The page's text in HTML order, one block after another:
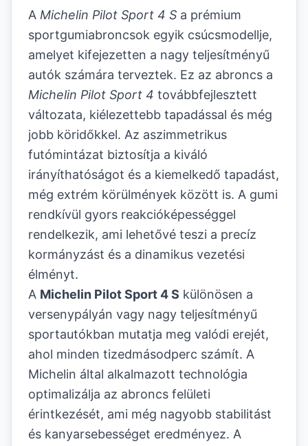
A Michelin Pilot Sport 4 S a prémium
sportgumiabroncsok egyik csúcsmodellje,
amelyet kifejezetten a nagy teljesítményű
autók számára terveztek. Ez az abroncs a
Michelin Pilot Sport 4 továbbfejlesztett
változata, kiélezettebb tapadással és még
jobb köridőkkel. Az aszimmetrikus
futómintázat biztosítja a kiváló
irányíthatóságot és a kiemelkedő tapadást,
még extrém körülmények között is. A gumi
rendkívül gyors reakcióképességgel
rendelkezik, ami lehetővé teszi a precíz
kormányzást és a dinamikus vezetési
élményt.
A Michelin Pilot Sport 4 S különösen a
versenypályán vagy nagy teljesítményű
sportautókban mutatja meg valódi erejét,
ahol minden tizedmásodperc számít. A
Michelin által alkalmazott technológia
optimalizálja az abroncs felületi
érintkezését, ami még nagyobb stabilitást
és kanyarsebességet eredményez. A